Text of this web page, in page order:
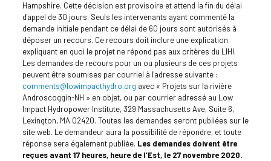
Hampshire. Cette décision est provisoire et attend la fin du délai
d'appel de 30 jours. Seuls les intervenants ayant commenté la
demande initiale pendant ce délai de 60 jours sont autorisés à
déposer un recours. Ce recours doit inclure une explication
expliquant en quoi le projet ne répond pas aux critères du LIHI.
Les demandes de recours pour un ou plusieurs de ces projets
peuvent être soumises par courriel à l'adresse suivante :
comments@lowimpacthydro.org avec « Projets sur la rivière
Androscoggin-NH » en objet, ou par courrier adressé au Low
Impact Hydropower Institute, 329 Massachusetts Ave, Suite 6,
Lexington, MA 02420. Toutes les demandes seront publiées sur le
site web. Le demandeur aura la possibilité de répondre, et toute
réponse sera également publiée. Les demandes doivent être
reçues avant 17 heures, heure de l’Est, le 27 novembre 2020.